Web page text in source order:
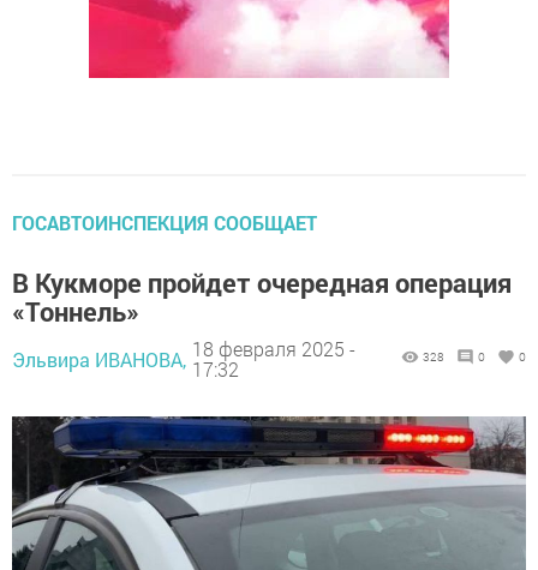
ГОСАВТОИНСПЕКЦИЯ СООБЩАЕТ
В Кукморе пройдет очередная операция
«Тоннель»
Эльвира ИВАНОВА, 18 февраля 2025 -
17:32
328 0 0